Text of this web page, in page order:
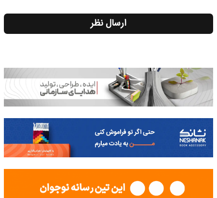
ارسال نظر